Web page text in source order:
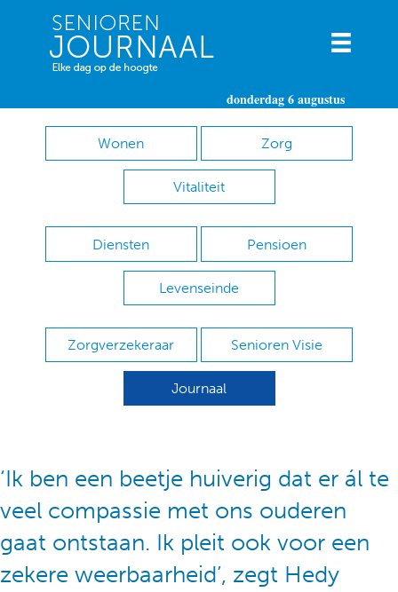
donderdag 6 augustus
Wonen Zorg
Vitaliteit
Diensten Pensioen
Levenseinde
Zorgverzekeraar Senioren Visie
Journaal
‘Ik ben een beetje huiverig dat er ál te
veel compassie met ons ouderen
gaat ontstaan. Ik pleit ook voor een
zekere weerbaarheid’, zegt Hedy